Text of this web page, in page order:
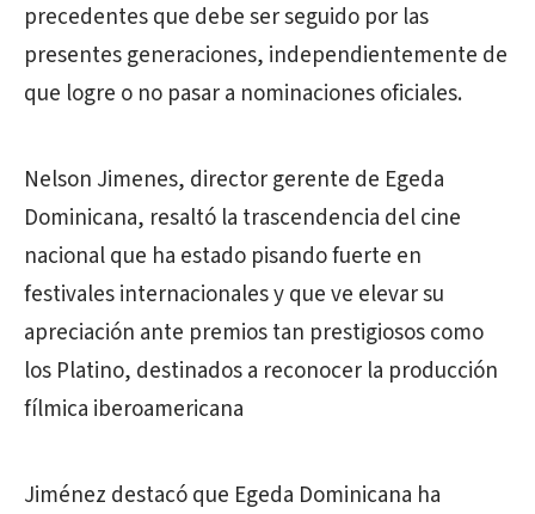
precedentes que debe ser seguido por las
presentes generaciones, independientemente de
que logre o no pasar a nominaciones oficiales.
Nelson Jimenes, director gerente de Egeda
Dominicana, resaltó la trascendencia del cine
nacional que ha estado pisando fuerte en
festivales internacionales y que ve elevar su
apreciación ante premios tan prestigiosos como
los Platino, destinados a reconocer la producción
fílmica iberoamericana
Jiménez destacó que Egeda Dominicana ha